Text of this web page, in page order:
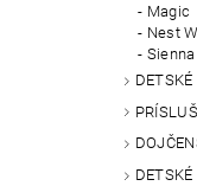
Magic
Nest